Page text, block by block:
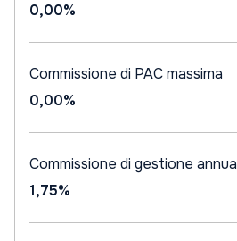
0,00%
Commissione di PAC massima
0,00%
Commissione di gestione annua
1,75%